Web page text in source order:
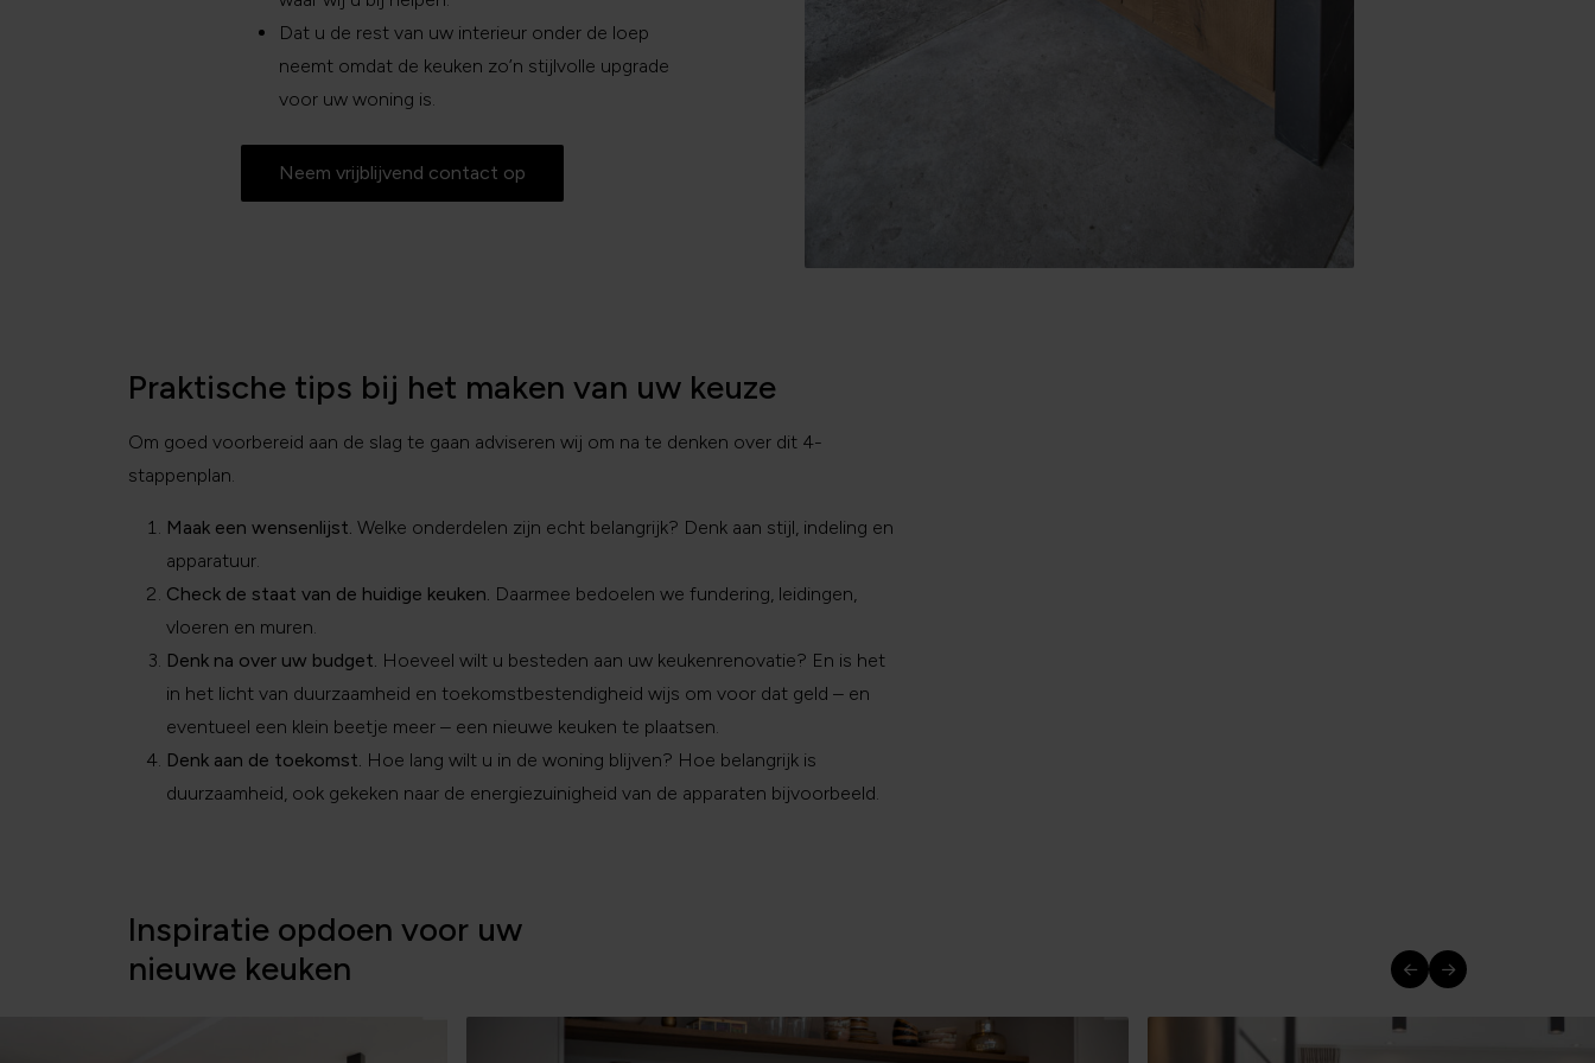
Dat u de rest van uw interieur onder de loep
neemt omdat de keuken zo’n stijlvolle upgrade
voor uw woning is.
Neem vrijblijvend contact op
Praktische tips bij het maken van uw keuze
Om goed voorbereid aan de slag te gaan adviseren wij om na te denken over dit 4-
stappenplan.
Maak een wensenlijst. Welke onderdelen zijn echt belangrijk? Denk aan stijl, indeling en
apparatuur.
Check de staat van de huidige keuken. Daarmee bedoelen we fundering, leidingen,
vloeren en muren.
Denk na over uw budget. Hoeveel wilt u besteden aan uw keukenrenovatie? En is het
in het licht van duurzaamheid en toekomstbestendigheid wijs om voor dat geld – en
eventueel een klein beetje meer – een nieuwe keuken te plaatsen.
Denk aan de toekomst. Hoe lang wilt u in de woning blijven? Hoe belangrijk is
duurzaamheid, ook gekeken naar de energiezuinigheid van de apparaten bijvoorbeeld.
Inspiratie opdoen voor uw
nieuwe keuken